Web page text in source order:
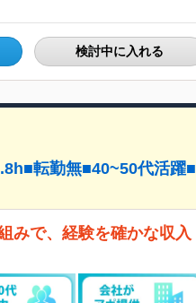
検討中に入れる
転勤無■40~50代活躍■
みで、経験を確かな収入